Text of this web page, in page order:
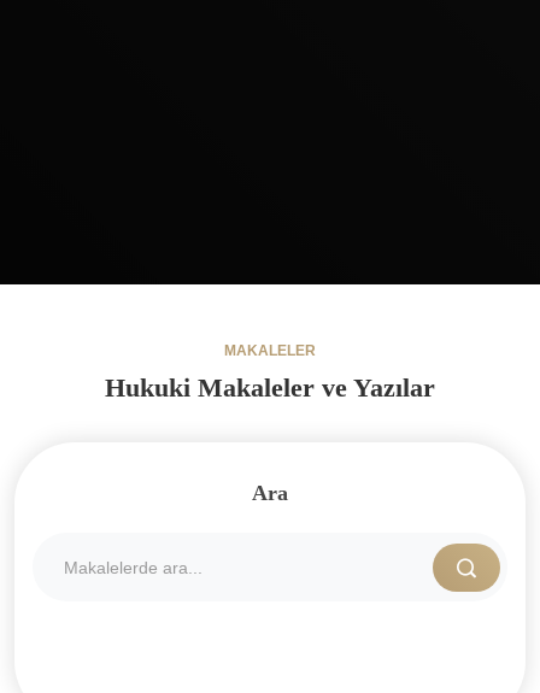
MAKALELER
Hukuki Makaleler ve Yazılar
Ara